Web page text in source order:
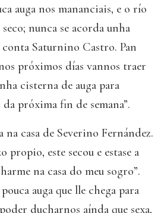
auga nos mananciais, e o río
nunca se acorda unha
conta Saturnino Castro. Pan
próximos días vannos traer
cisterna de auga para
próxima fin de semana”.
casa de Severino Fernández.
propio, este secou e estase a
na casa do meu sogro”.
auga que lle chega para
ducharnos aínda que sexa,